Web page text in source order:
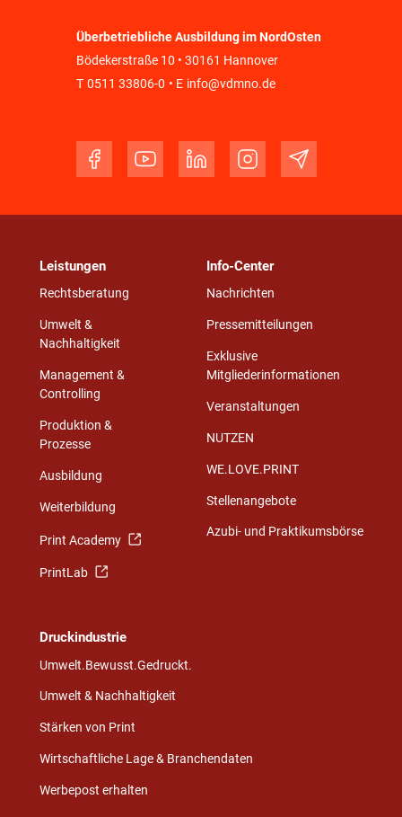
Überbetriebliche Ausbildung im NordOsten
Bödekerstraße 10 • 30161 Hannover
T 0511 33806-0 • E info@vdmno.de
Leistungen
Rechtsberatung
Umwelt &
Nachhaltigkeit
Management &
Controlling
Produktion &
Prozesse
Ausbildung
Weiterbildung
Print Academy
PrintLab
Info-Center
Nachrichten
Pressemitteilungen
Exklusive
Mitgliederinformationen
Veranstaltungen
NUTZEN
WE.LOVE.PRINT
Stellenangebote
Azubi- und Praktikumsbörse
Druckindustrie
Umwelt.Bewusst.Gedruckt.
Umwelt & Nachhaltigkeit
Stärken von Print
Wirtschaftliche Lage & Branchendaten
Werbepost erhalten